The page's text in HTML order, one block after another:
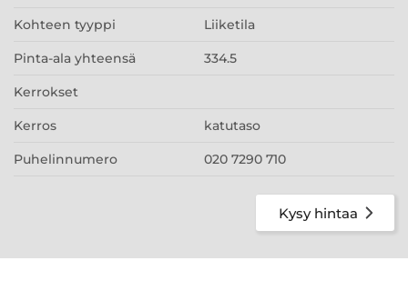
Kohteen tyyppi Liiketila
Pinta-ala yhteensä 334.5
Kerrokset
Kerros katutaso
Puhelinnumero 020 7290 710
Kysy hintaa